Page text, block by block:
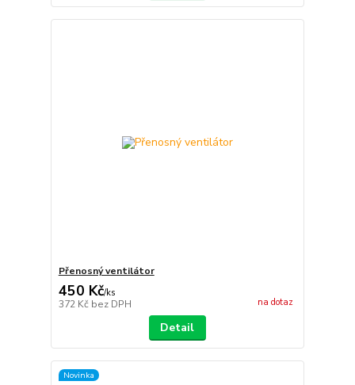
Přenosný ventilátor
450 Kč/ks
372 Kč bez DPH na dotaz
Detail
Novinka